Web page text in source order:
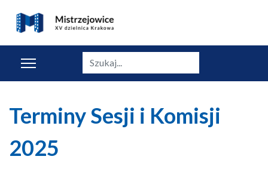
Szukaj
Terminy Sesji i Komisji
2025